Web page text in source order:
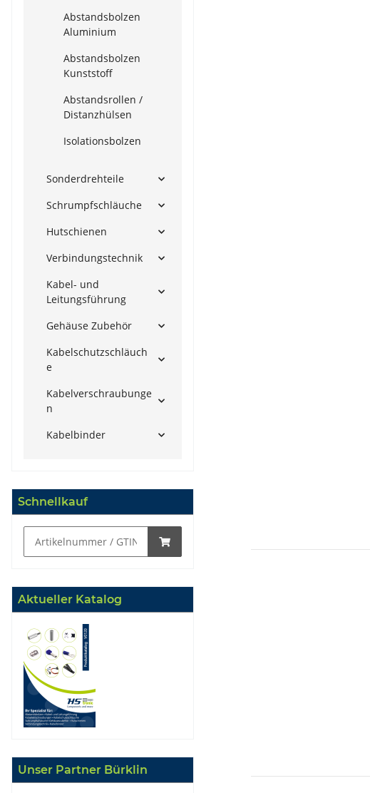
Abstandsbolzen
Aluminium
Abstandsbolzen
Kunststoff
Abstandsrollen /
Distanzhülsen
Isolationsbolzen
Sonderdrehteile
Schrumpfschläuche
Hutschienen
Verbindungstechnik
Kabel- und
Leitungsführung
Gehäuse Zubehör
Kabelschutzschläuch
e
Kabelverschraubunge
n
Kabelbinder
Schnellkauf
Aktueller Katalog
Unser Partner Bürklin